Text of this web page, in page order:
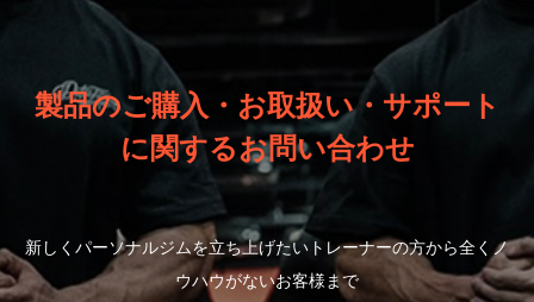
製品のご購入・お取扱い・サポート
に関するお問い合わせ
新しくパーソナルジムを立ち上げたいトレーナーの方から全くノ
ウハウがないお客様まで